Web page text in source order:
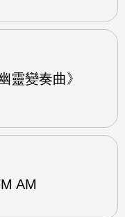
靈變奏曲》
AM